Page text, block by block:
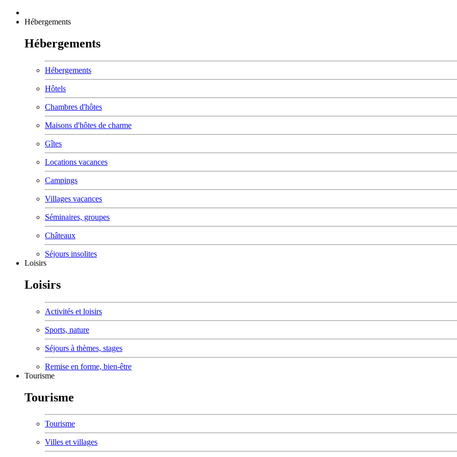
Hébergements
Hébergements
Hébergements
Hôtels
Chambres d'hôtes
Maisons d'hôtes de charme
Gîtes
Locations vacances
Campings
Villages vacances
Séminaires, groupes
Châteaux
Séjours insolites
Loisirs
Loisirs
Activités et loisirs
Sports, nature
Séjours à thèmes, stages
Remise en forme, bien-être
Tourisme
Tourisme
Tourisme
Villes et villages